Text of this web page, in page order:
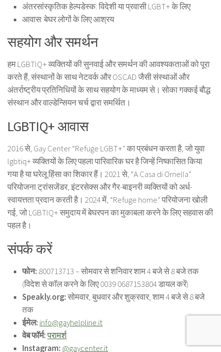
अंतरसांस्कृतिक हेल्पडेस्क: विदेशी या प्रवासी LGBT+ के लिए
आवास: बेघर लोगों के लिए आश्रय
सहयोग और समर्थन
हम LGBTIQ+ व्यक्तियों की सुनवाई और समर्थन की आवश्यकताओं को पूरा
करते हैं, संस्थानों के साथ नेटवर्क और OSCAD जैसी संस्थाओं और
अंतर्राष्ट्रीय प्रतिनिधियों के साथ सहयोग के माध्यम से। सोका गक्कई बौद्ध
संस्थान और वाल्डेन्सियन चर्च द्वारा समर्थित।
LGBTIQ+ आवास
2016 से, Gay Center “Refuge LGBT+” का प्रबंधन करता है, जो युवा
lgbtiq+ व्यक्तियों के लिए पहला पारिवारिक घर है जिन्हें निष्कासित किया
गया है या घरेलू हिंसा का शिकार हैं। 2021 से, “A Casa di Ornella”
परियोजना ट्रांसजेंडर, इंटरसेक्स और गैर-बाइनरी व्यक्तियों को अर्ध-
स्वायत्तता प्रदान करती है। 2024 में, “Refuge home” परियोजना खोली
गई, जो LGBTIQ+ समुदाय में बेघरपन का मुकाबला करने के लिए सहवास की
पहल है।
संपर्क करें
फोन: 800713713 – सोमवार से शनिवार शाम 4 बजे से 8 बजे तक
(विदेश से कॉल करने के लिए 0039 0687153804 डायल करें)
Speakly.org:सोमवार, बुधवार और शुक्रवार, शाम 4 बजे से 8 बजे
तक
ईमेल: info@gayhelpline.it
वेब फॉर्म:परामर्श
Instagram: @gaycenter.it